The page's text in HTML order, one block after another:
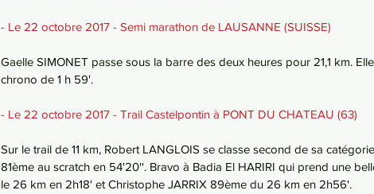
- Le 22 octobre 2017 - Semi marathon de LAUSANNE (SUISSE)
Gaelle SIMONET passe sous la barre des deux heures pour 21,1 km.
chrono de 1 h 59'.
- Le 22 octobre 2017 - Trail Castelpontin à PONT DU CHATEAU (63)
Sur le trail de 11 km, Robert LANGLOIS se classe second de sa
81ème au scratch en 54'20''. Bravo à Badia El HARIRI qui prend une
le 26 km en 2h18' et Christophe JARRIX 89ème du 26 km en 2h56'.